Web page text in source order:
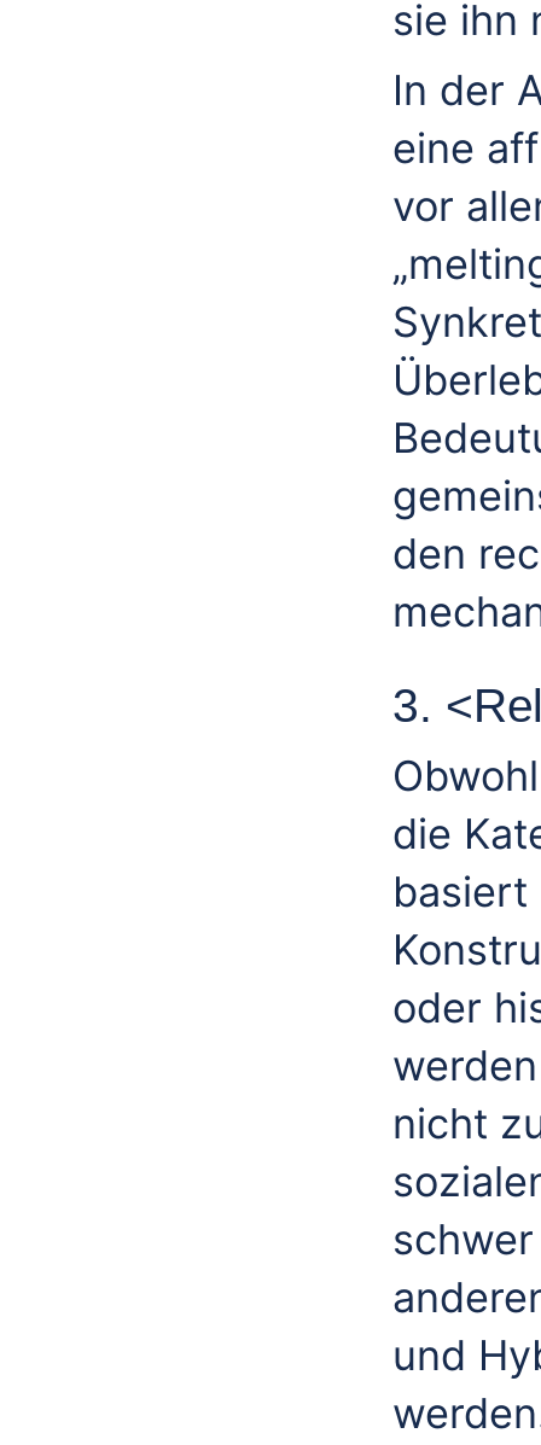
sie ihn
In der
eine
vor
den
3.
die
basiert
oder
nicht
und